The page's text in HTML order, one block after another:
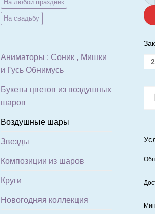
На любой праздник
На свадьбу
Аниматоры : Соник , Мишки
и Гусь Обнимусь
Букеты цветов из воздушных
шаров
Воздушные шары
Звезды
Композиции из шаров
Круги
Новогодняя коллекция